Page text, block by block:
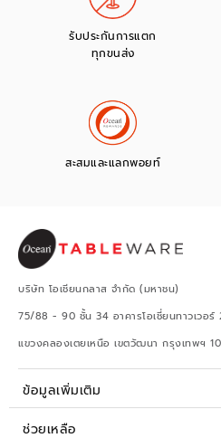
รับประกันการแตก
ทุกขนส่ง
สะสมและแลกพอยท์
บริษัท โอเชียนกลาส จำกัด (มหาชน)
75/88 - 90 ชั้น 34 อาคารโอเชี่ยนทาวเวอ
แขวงคลองเตยเหนือ เขตวัฒนา กรุงเทพฯ
ข้อมูลเพิ่มเติม
ช่วยเหลือ